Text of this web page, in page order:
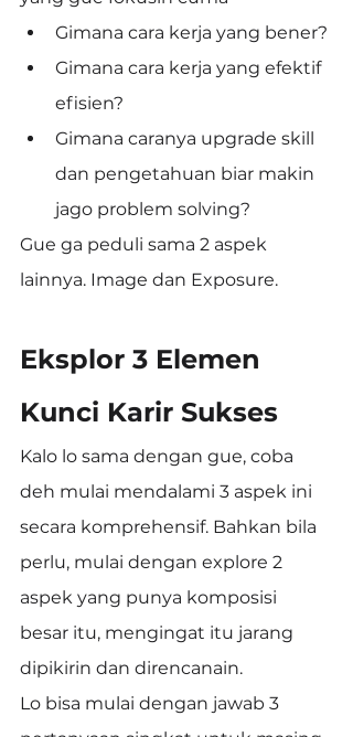
Gimana cara kerja yang bener?
Gimana cara kerja yang efektif
efisien?
Gimana caranya upgrade skill
dan pengetahuan biar makin
jago problem solving?
Gue ga peduli sama 2 aspek
lainnya. Image dan Exposure.
Eksplor 3 Elemen
Kunci Karir Sukses
Kalo lo sama dengan gue, coba
deh mulai mendalami 3 aspek ini
secara komprehensif. Bahkan bila
perlu, mulai dengan explore 2
aspek yang punya komposisi
besar itu, mengingat itu jarang
dipikirin dan direncanain.
Lo bisa mulai dengan jawab 3